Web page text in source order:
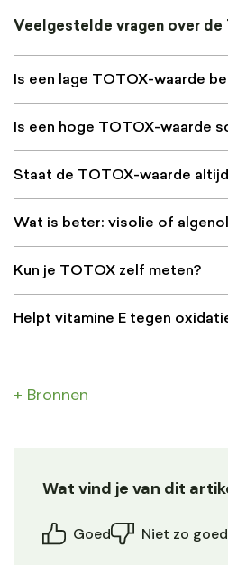
Veelgestelde vragen over de
Is een lage TOTOX-waarde
Is een hoge TOTOX-waarde
Staat de TOTOX-waarde
Wat is beter: visolie of
Kun je TOTOX zelf meten?
Helpt vitamine E tegen
+ Bronnen
Wat vind je van dit
Goed Niet zo goed